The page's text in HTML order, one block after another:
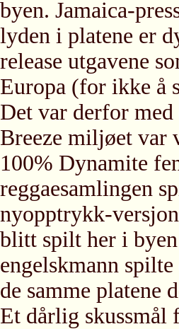
byen. Jamaica-
lyden i platene er
release utgavene
Europa (for ikke å
Det var derfor
Breeze miljøet var
100% Dynamite
reggaesamlingen
nyopptrykk-
blitt spilt her i byen
engelskmann
de samme platene
Et dårlig skussmål